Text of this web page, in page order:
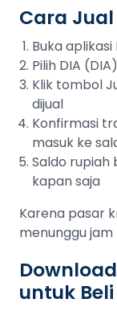
Cara
Buka
Pilih DIA
Klik tombol
dijual
Konfirmasi
masuk ke
Saldo rupiah
kapan saja
Karena pasar
menunggu jam
untuk Beli